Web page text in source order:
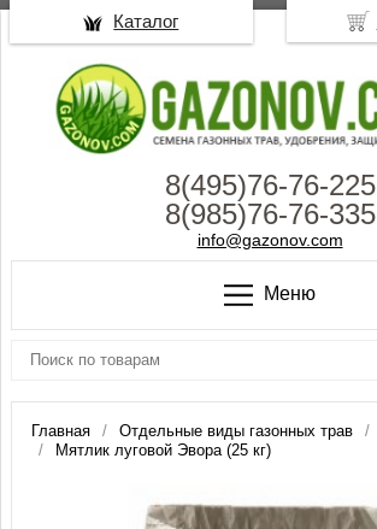
8(495)76-76-225
8(985)76-76-335
info@gazonov.com
Меню
Главная Отдельные виды газонных трав
Мятлик луговой Эвора (25 кг)
Каталог